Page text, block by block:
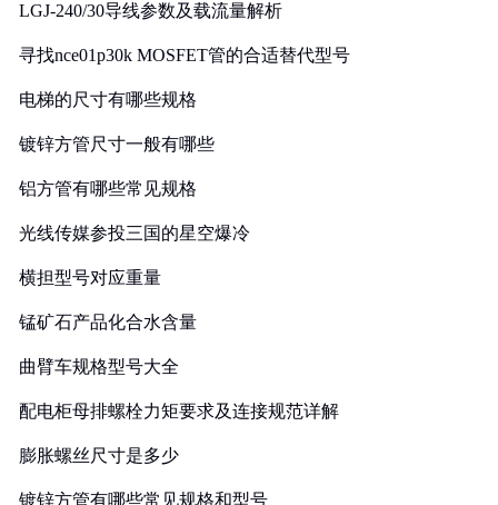
LGJ-240/30导线参数及载流量解析
寻找nce01p30k MOSFET管的合适替代型号
电梯的尺寸有哪些规格
镀锌方管尺寸一般有哪些
铝方管有哪些常见规格
光线传媒参投三国的星空爆冷
横担型号对应重量
锰矿石产品化合水含量
曲臂车规格型号大全
配电柜母排螺栓力矩要求及连接规范详解
膨胀螺丝尺寸是多少
镀锌方管有哪些常见规格和型号